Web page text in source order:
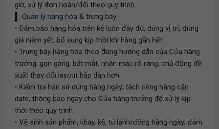
giờ, xử lý đơn hoàn/đổi theo quy trình.
Quản lý hàng hóa & trưng bày
• Đảm bảo hàng hóa trên kệ luôn đầy đủ, đúng vị trí, đúng
giá niêm yết; bổ sung kịp thời khi hàng gần hết.
• Trưng bày hàng hóa theo đúng hướng dẫn của Cửa hàng
trưởng: gọn gàng, bắt mắt, nhãn mác rõ ràng; chủ động đề
xuất thay đổi layout hấp dẫn hơn.
• Kiểm tra hạn sử dụng hàng ngày; tách riêng hàng cận
date, thông báo ngay cho Cửa hàng trưởng để xử lý kịp
thời theo quy trình.
• Vệ sinh sản phẩm, khay, kệ, tủ lạnh/đông hàng ngày; đảm